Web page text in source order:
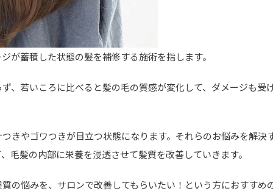
が蓄積した状態の髪を補修する施術を指します。
、若いころに比べると髪の毛の質感が変化して、ダメージも受
きやゴワつきが目立つ状態になります。それらのお悩みを解決
毛髪の内部に栄養を浸透させて髪質を改善していきます。
の悩みを、サロンで改善してもらいたい！という方におすすめ